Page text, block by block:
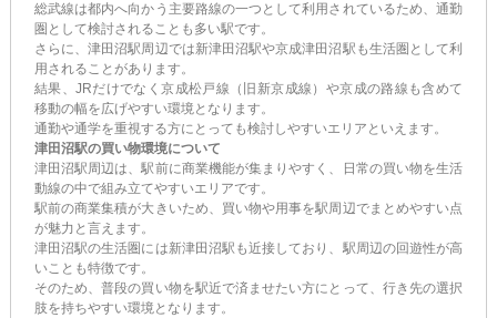
総武線は都内へ向かう主要路線の一つとして利用されているため、通勤
圏として検討されることも多い駅です。
さらに、津田沼駅周辺では新津田沼駅や京成津田沼駅も生活圏として利
用されることがあります。
結果、JRだけでなく京成松戸線（旧新京成線）や京成の路線も含めて
移動の幅を広げやすい環境となります。
通勤や通学を重視する方にとっても検討しやすいエリアといえます。
津田沼駅の買い物環境について
津田沼駅周辺は、駅前に商業機能が集まりやすく、日常の買い物を生活
動線の中で組み立てやすいエリアです。
駅前の商業集積が大きいため、買い物や用事を駅周辺でまとめやすい点
が魅力と言えます。
津田沼駅の生活圏には新津田沼駅も近接しており、駅周辺の回遊性が高
いことも特徴です。
そのため、普段の買い物を駅近で済ませたい方にとって、行き先の選択
肢を持ちやすい環境となります。